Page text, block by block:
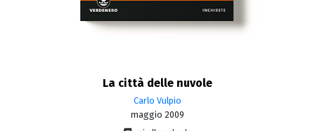
La città delle nuvole
Carlo Vulpio
maggio 2009